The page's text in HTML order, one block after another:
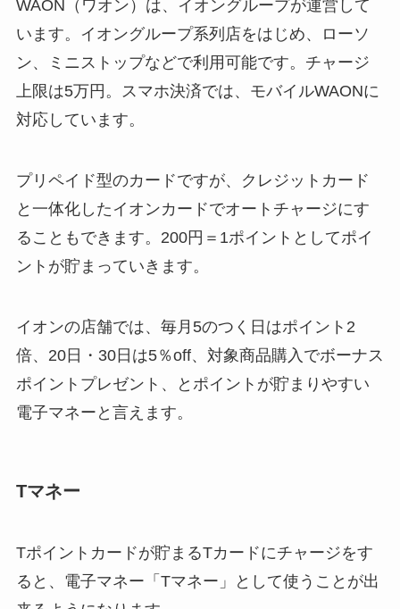
WAON（ワオン）は、イオングループが運営して
います。イオングループ系列店をはじめ、ローソ
ン、ミニストップなどで利用可能です。チャージ
上限は5万円。スマホ決済では、モバイルWAONに
対応しています。
プリペイド型のカードですが、クレジットカード
と一体化したイオンカードでオートチャージにす
ることもできます。200円＝1ポイントとしてポイ
ントが貯まっていきます。
イオンの店舗では、毎月5のつく日はポイント2
倍、20日・30日は5％off、対象商品購入でボーナス
ポイントプレゼント、とポイントが貯まりやすい
電子マネーと言えます。
Tマネー
Tポイントカードが貯まるTカードにチャージをす
ると、電子マネー「Tマネー」として使うことが出